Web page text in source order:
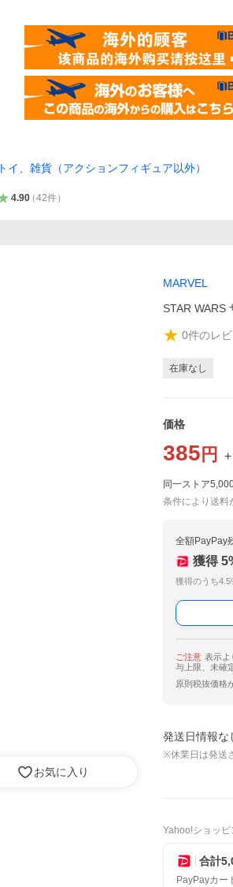
トイ、雑貨（アクションフィギュア以外）
4.90（42件）
お気に入り
MARVEL
STAR WARS
0件のレ
在庫なし
価格
385 円
同一ストア
条件により送料
全額PayPay
獲得 5
獲得のうち
ご注意 表示よ
与上限、未確
原則税抜価格
発送日情報な
※休業日は発送
Yahoo!ショッ
合計
PayPayカー